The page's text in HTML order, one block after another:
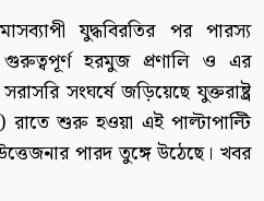
যুদ্ধবিরতির পর পারস্য
হরমুজ প্রণালি ও এর
সংঘর্ষে জড়িয়েছে যুক্তরাষ্ট্র
শুরু হওয়া এই পাল্টাপাল্টি
পারদ তুঙ্গে উঠেছে। খবর